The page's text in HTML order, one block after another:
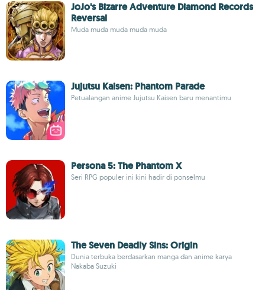
JoJo's Bizarre Adventure Diamond Records
Reversal
Muda muda muda muda muda
Jujutsu Kaisen: Phantom Parade
Petualangan anime Jujutsu Kaisen baru menantimu
Persona 5: The Phantom X
Seri RPG populer ini kini hadir di ponselmu
The Seven Deadly Sins: Origin
Dunia terbuka berdasarkan manga dan anime karya
Nakaba Suzuki